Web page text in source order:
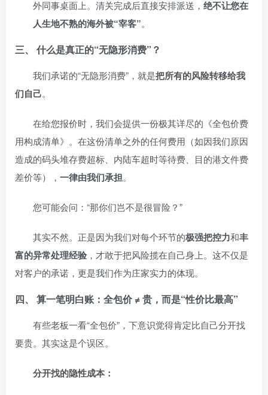
外同事桌面上。清关完成后直接安排派送， 绝不让您在
人生地不熟的海外被“宰客”。
三、 什么是真正的“无隐形消费”？
我们承诺的“无隐形消费”，就是把所有的风险转移给我
们自己。
在给您报价时，我们会提供一份极其详尽的《全包价费
用构成清单》。在这份清单之外的任何费用（如因我们原因
造成的码头堆存费超标、内陆车超时等待费、目的港文件费
差价等）， 一律由我们承担。
您可能会问：“那你们岂不是很冒险？”
其实不然。正是因为我们对每个环节的极强把控力和丰
富的异常处理经验，才敢于把风险揽在自己身上。这不仅是
对客户的承诺，更是我们作为庄家实力的体现。
四、 算一笔明白账：全包价 ≠ 贵，而是“性价比最高”
有些老板一看“全包价”，下意识觉得肯定比自己分开找
要贵。其实这是个误区。
分开找的隐性成本：